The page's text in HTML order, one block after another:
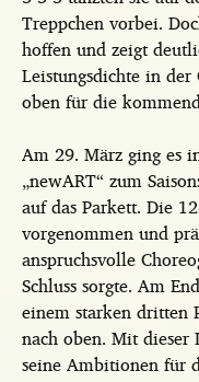
Treppchen vorbei.
hoffen und zeigt
Leistungsdichte in
oben für die
Am 29. März ging es
„newART“ zum
auf das Parkett. Die
vorgenommen und
anspruchsvolle
Schluss sorgte. Am
einem starken dritten
nach oben. Mit dieser
seine Ambitionen für